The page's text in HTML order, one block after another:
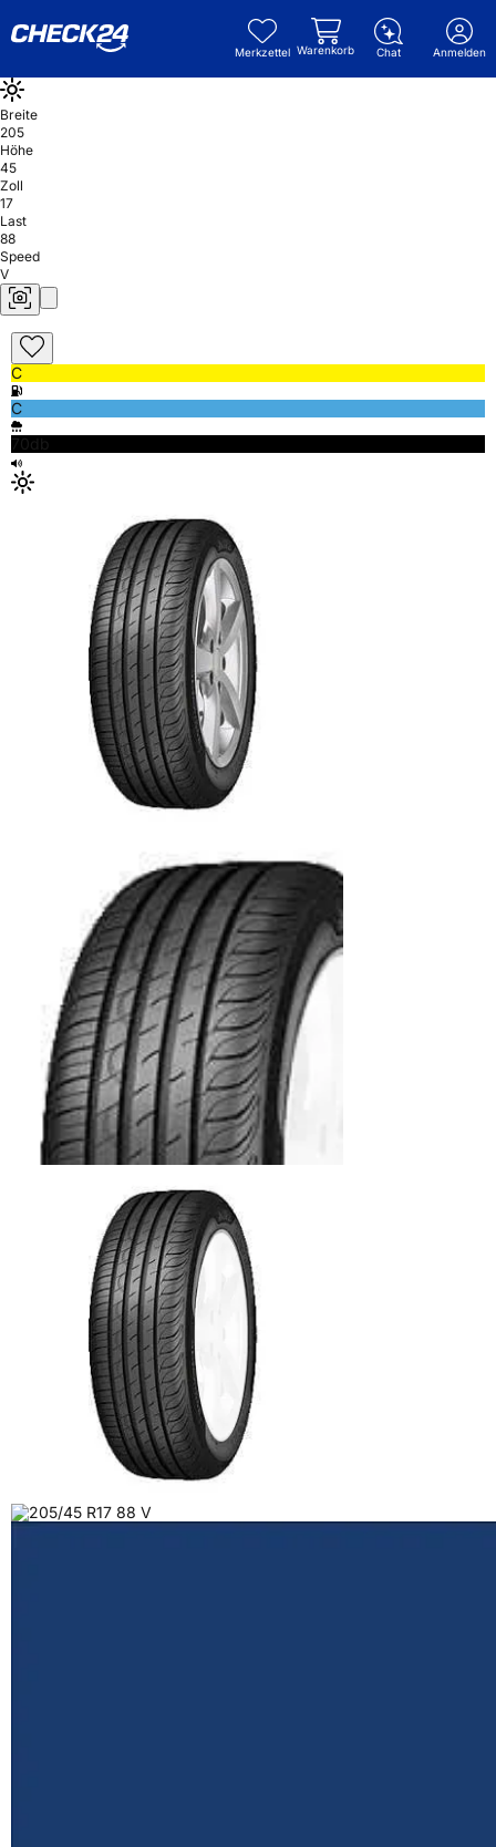
Merkzettel Warenkorb Chat Anmelden
Breite
205
Höhe
45
Zoll
17
Last
88
Speed
V
C
C
70db